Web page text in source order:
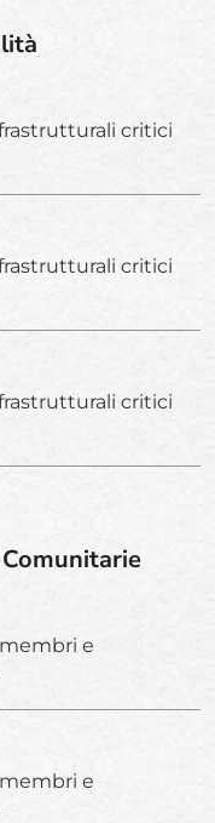
critici
critici
critici
e
e